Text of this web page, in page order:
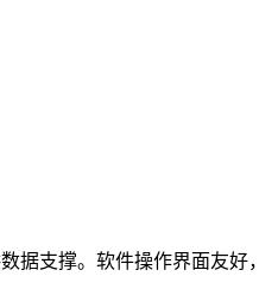
据支撑。软件操作界面友好，